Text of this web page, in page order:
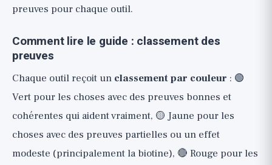
preuves pour chaque outil.
Comment lire le guide : classement des
preuves
Chaque outil reçoit un classement par couleur : 🟢
Vert pour les choses avec des preuves bonnes et
cohérentes qui aident vraiment, 🟡 Jaune pour les
choses avec des preuves partielles ou un effet
modeste (principalement la biotine), 🔴 Rouge pour les